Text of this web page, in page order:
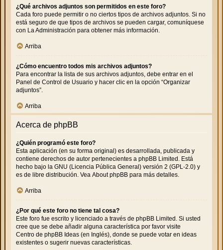
¿Qué archivos adjuntos son permitidos en este foro?
Cada foro puede permitir o no ciertos tipos de archivos adjuntos. Si no
está seguro de que tipos de archivos se pueden cargar, comuníquese
con La Administración para obtener más información.
Arriba
¿Cómo encuentro todos mis archivos adjuntos?
Para encontrar la lista de sus archivos adjuntos, debe entrar en el
Panel de Control de Usuario y hacer clic en la opción “Organizar
adjuntos”.
Arriba
Acerca de phpBB
¿Quién programó este foro?
Esta aplicación (en su forma original) es desarrollada, publicada y
contiene derechos de autor pertenecientes a phpBB Limited . Está
hecho bajo la GNU (Licencia Pública General) versión 2 (GPL-2.0) y
es de libre distribución. Vea About phpBB para más detalles.
Arriba
¿Por qué este foro no tiene tal cosa?
Este foro fue escrito y licenciado a través de phpBB Limited. Si usted
cree que se debe añadir alguna característica por favor visite
Centro de phpBB Ideas (en Inglés), donde se puede votar en ideas
existentes o sugerir nuevas características.